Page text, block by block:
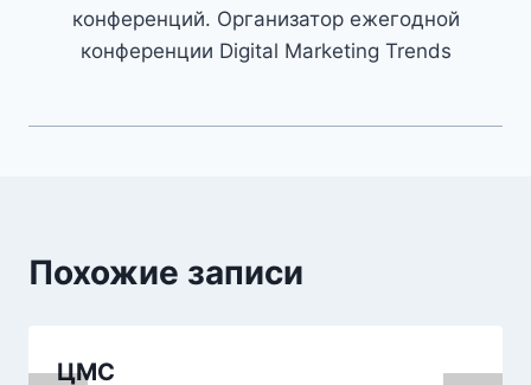
конференций. Организатор ежегодной
конференции Digital Marketing Trends
Похожие записи
ЦМС